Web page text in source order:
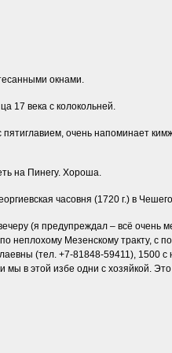
окнами.
17 века с колокольней.
очень напоминает
на Пинегу. Хороша.
часовня (1720 г.) в
(я предупреждал – всё очень
неплохому Мезенскому тракту, с
(тел. +7-81848-59411), 1500
мы в этой избе одни с хозяйкой.